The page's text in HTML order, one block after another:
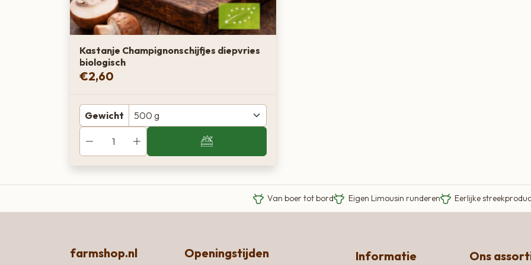
Kastanje Champignonschijfjes diepvries
biologisch
€2,60
Gewicht
Van boer tot bord Eigen Limousin runderen Eerlijke
farmshop.nl Openingstijden Informatie Ons